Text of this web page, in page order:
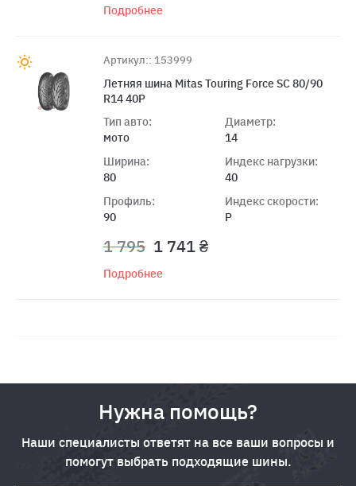
Подробнее
Артикул:: 153999
Летняя шина Mitas Touring Force SC 80/90
R14 40P
Тип авто:
мото
Ширина:
80
Профиль:
90
Диаметр:
14
Индекс нагрузки:
40
Индекс скорости:
P
1 795 1 741 ₴
Подробнее
Нужна помощь?
Наши специалисты ответят на все ваши вопросы и
помогут выбрать подходящие шины.